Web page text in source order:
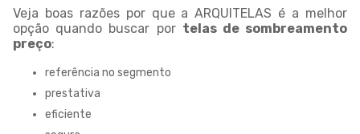
Veja boas razões por que a ARQUITELAS é a melhor
opção quando buscar por telas de sombreamento
preço:
referência no segmento
prestativa
eficiente